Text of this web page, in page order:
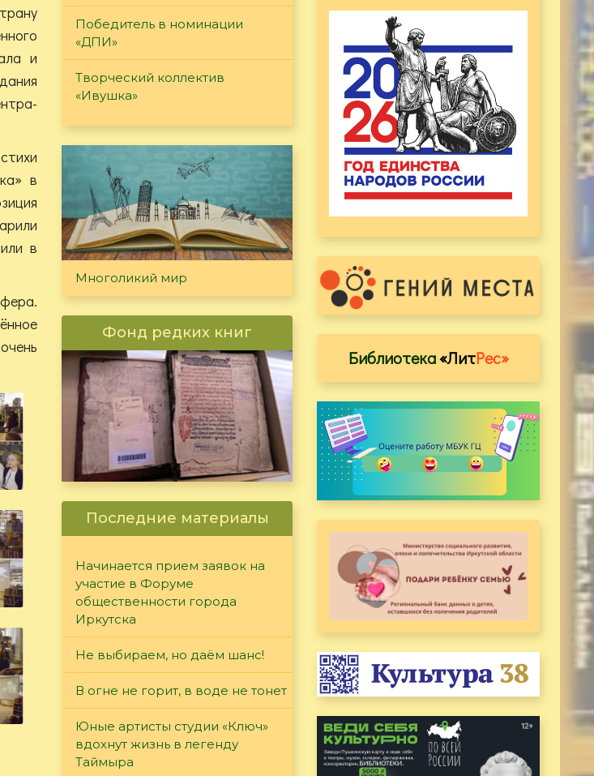
и
в
в
Победитель в номинации
«ДПИ»
Творческий коллектив
«Ивушка»
Многоликий мир
Фонд редких книг
Последние материалы
Начинается прием заявок на
участие в Форуме
общественности города
Иркутска
Не выбираем, но даём шанс!
В огне не горит, в воде не тонет
Юные артисты студии «Ключ»
вдохнут жизнь в легенду
Таймыра
Библиотека«ЛитРес»